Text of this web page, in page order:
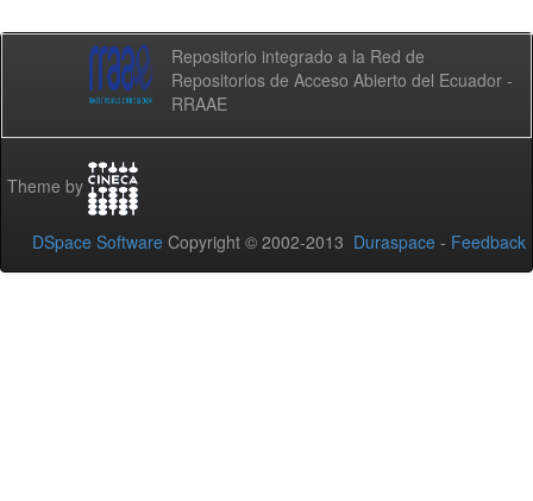
Repositorio integrado a la Red de
Repositorios de Acceso Abierto del Ecuador -
RRAAE
Theme by
DSpace Software Copyright © 2002-2013 Duraspace - Feedback